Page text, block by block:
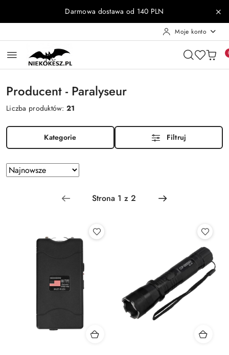
Przejdź do treści głównej
Przejdź do wyszukiwarki
Przejdź do moje konto
Przejdź do menu głównego
Przejdź do stopkiDarmowa dostawa od 140 PLN
Moje konto
Producent - Paralyseur
Liczba produktów:21
Kategorie Filtruj
Zastosowano
sortowanie:
Sortuj
według